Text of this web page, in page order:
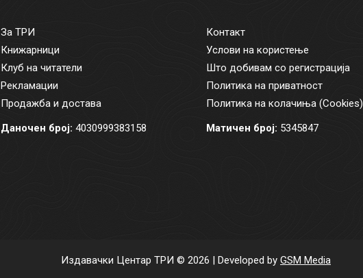
За ТРИ
Книжарници
Клуб на читатели
Рекламации
Продажба и достава
Даночен број: 4030999383158
Контакт
Услови на користење
Што добивам со регистрација
Политика на приватност
Политика на колачиња (Cookies)
Матичен број: 5345847
Издавачки Центар ТРИ © 2026 | Developed by GSM Media